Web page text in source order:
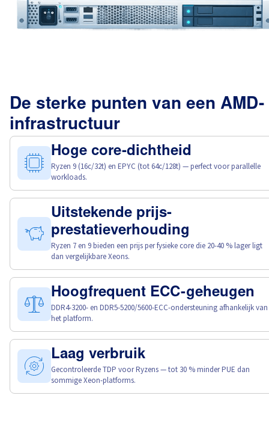
De sterke punten van een AMD-
infrastructuur
Hoge core-dichtheid
Ryzen 9 (16c/32t) en EPYC (tot 64c/128t) — perfect voor parallelle
workloads.
Uitstekende prijs-
prestatieverhouding
Ryzen 7 en 9 bieden een prijs per fysieke core die 20-40 % lager ligt
dan vergelijkbare Xeons.
Hoogfrequent ECC-geheugen
DDR4-3200- en DDR5-5200/5600-ECC-ondersteuning afhankelijk van
het platform.
Laag verbruik
Gecontroleerde TDP voor Ryzens — tot 30 % minder PUE dan
sommige Xeon-platforms.